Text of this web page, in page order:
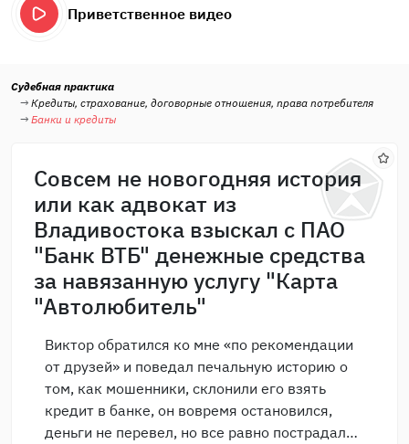
Приветственное видео
Судебная практика
Кредиты, страхование, договорные отношения, права потребителя
Банки и кредиты
Совсем не новогодняя история
или как адвокат из
Владивостока взыскал с ПАО
"Банк ВТБ" денежные средства
за навязанную услугу "Карта
"Автолюбитель"
Виктор обратился ко мне «по рекомендации
от друзей» и поведал печальную историю о
том, как мошенники, склонили его взять
кредит в банке, он вовремя остановился,
деньги не перевел, но все равно пострадал…